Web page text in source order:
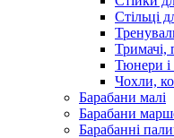
Стільці
Тримачі,
Тюнери і
Чохли,
Барабани малі
Барабани
Барабанні